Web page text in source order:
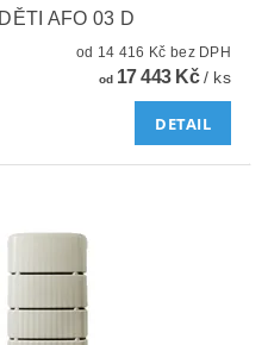
AFO 03 D
od 14 416 Kč bez DPH
od17 443 Kč/ ks
DETAIL